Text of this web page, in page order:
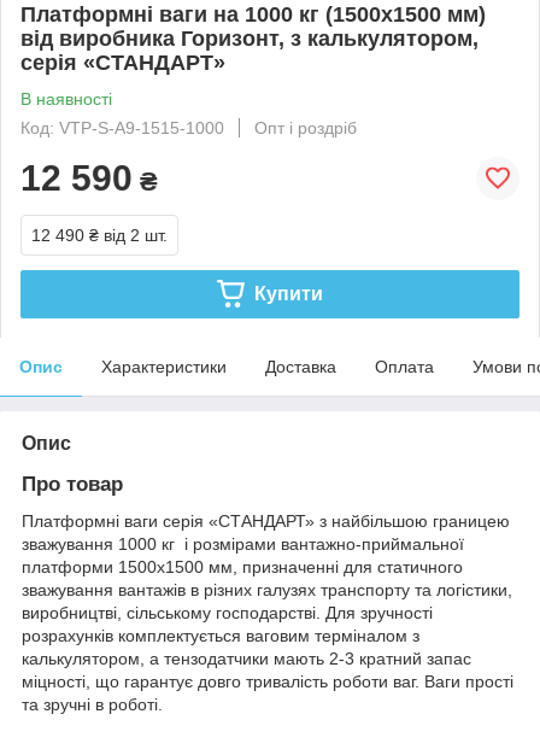
Платформні ваги на 1000 кг (1500х1500 мм)
від виробника Горизонт, з калькулятором,
серія «СТАНДАРТ»
В наявності
Код: VTP-S-А9-1515-1000
Опт і роздріб
12 590 ₴
12 490 ₴ від 2 шт.
Купити
Опис Характеристики Доставка Оплата Умови
Опис
Про товар
Платформні ваги серія «СТАНДАРТ» з найбільшою границею
зважування 1000 кг і розмірами вантажно-приймальної
платформи 1500х1500 мм, призначенні для статичного
зважування вантажів в різних галузях транспорту та логістики,
виробництві, сільському господарстві. Для зручності
розрахунків комплектується ваговим терміналом з
калькулятором, а тензодатчики мають 2-3 кратний запас
міцності, що гарантує довго тривалість роботи ваг. Ваги прості
та зручні в роботі.